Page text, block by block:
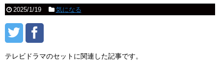
2025/1/19 気になる
テレビドラマのセットに関連した記事です。